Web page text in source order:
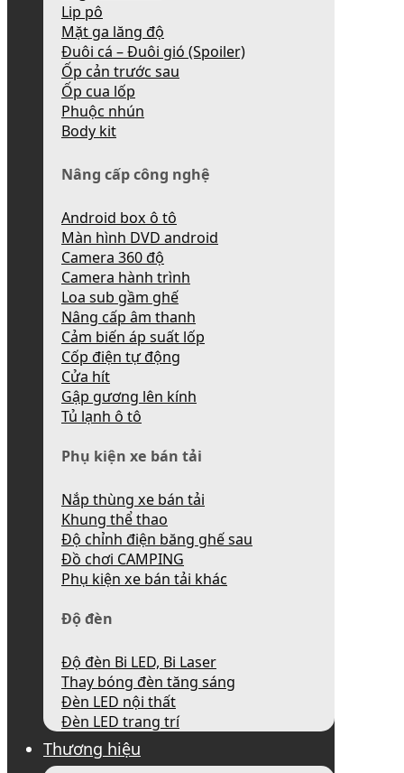
Lip pô
Mặt ga lăng độ
Đuôi cá – Đuôi gió (Spoiler)
Ốp cản trước sau
Ốp cua lốp
Phuộc nhún
Body kit
Nâng cấp công nghệ
Android box ô tô
Màn hình DVD android
Camera 360 độ
Camera hành trình
Loa sub gầm ghế
Nâng cấp âm thanh
Cảm biến áp suất lốp
Cốp điện tự động
Cửa hít
Gập gương lên kính
Tủ lạnh ô tô
Phụ kiện xe bán tải
Nắp thùng xe bán tải
Khung thể thao
Độ chỉnh điện băng ghế sau
Đồ chơi CAMPING
Phụ kiện xe bán tải khác
Độ đèn
Độ đèn Bi LED, Bi Laser
Thay bóng đèn tăng sáng
Đèn LED nội thất
Đèn LED trang trí
Thương hiệu